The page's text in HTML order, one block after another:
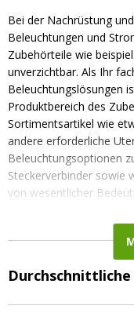
Bei der Nachrüstung
Beleuchtungen und
Zubehörteile wie
unverzichtbar. Als Ihr
Beleuchtungslösungen
Produktbereich des
Sortimentsartikel wie
andere erforderliche
Beleuchtungsoptionen
Steckerverbinder sowie
von wesentlicher
Geprüfte